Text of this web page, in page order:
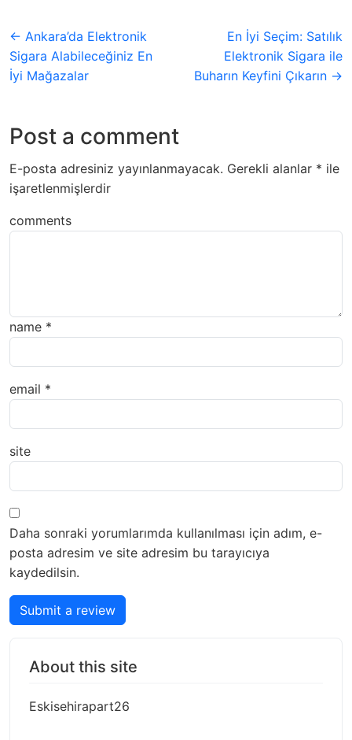
← Ankara’da Elektronik
Sigara Alabileceğiniz En
İyi Mağazalar
En İyi Seçim: Satılık
Elektronik Sigara ile
Buharın Keyfini Çıkarın →
Post a comment
E-posta adresiniz yayınlanmayacak. Gerekli alanlar * ile
işaretlenmişlerdir
comments
name *
email *
site
Daha sonraki yorumlarımda kullanılması için adım, e-
posta adresim ve site adresim bu tarayıcıya
kaydedilsin.
Submit a review
About this site
Eskisehirapart26